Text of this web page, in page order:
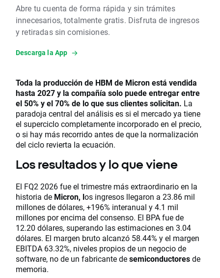
Abre tu cuenta de forma rápida y sin trámites
innecesarios, totalmente gratis. Disfruta de ingresos
y retiradas sin comisiones.
Descarga la App
Toda la producción de HBM de Micron está vendida
hasta 2027 y la compañía solo puede entregar entre
el 50% y el 70% de lo que sus clientes solicitan. La
paradoja central del análisis es si el mercado ya tiene
el superciclo completamente incorporado en el precio,
o si hay más recorrido antes de que la normalización
del ciclo revierta la ecuación.
Los resultados y lo que viene
El FQ2 2026 fue el trimestre más extraordinario en la
historia de Micron, los ingresos llegaron a 23.86 mil
millones de dólares, +196% interanual y 4.1 mil
millones por encima del consenso. El BPA fue de
12.20 dólares, superando las estimaciones en 3.04
dólares. El margen bruto alcanzó 58.44% y el margen
EBITDA 63.32%, niveles propios de un negocio de
software, no de un fabricante desemiconductoresde
memoria.